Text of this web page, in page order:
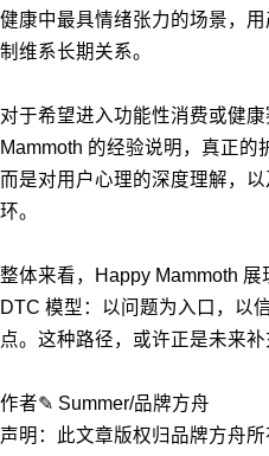
健康中最具情绪张力的场景，
制维系长期关系。
对于希望进入功能性消费或健
Mammoth 的经验说明，真正的
而是对用户心理的深度理解，
环。
整体来看，Happy Mammoth
DTC 模型：以问题为入口，以
点。这种路径，或许正是未来
作者✎ Summer/品牌方舟
声明：此文章版权归品牌方舟